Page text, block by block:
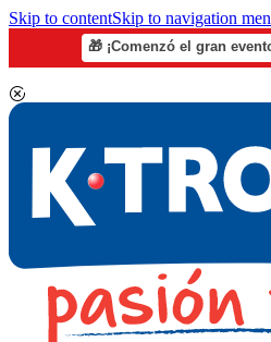
Skip to contentSkip to navigation
🎁 ¡Comenzó el gran